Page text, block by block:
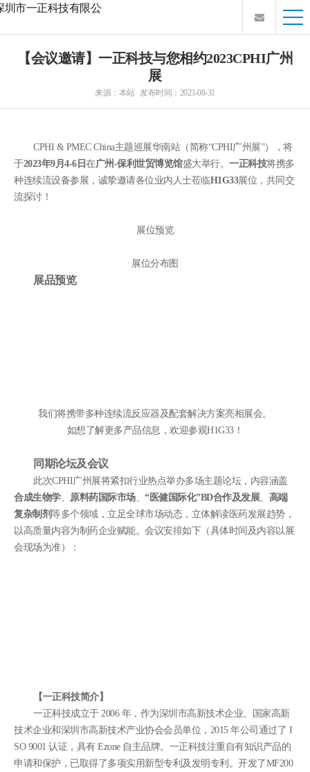
【会议邀请】一正科技与您相约2023CPHI广州
展
来源：本站 发布时间：2023-08-31
CPHI & PMEC China主题巡展华南站（简称“CPHI广州展”），将
于2023年9月4-6日在广州-保利世贸博览馆盛大举行。 一正科技将携多
种连续流设备参展，诚挚邀请各位业内人士莅临H1G33展位，共同交
流探讨！
展位预览
展位分布图
展品预览
我们将携带多种连续流反应器及配套解决方案亮相展会。
如想了解更多产品信息，欢迎参观H1G33！
同期论坛及会议
此次CPHI广州展将紧扣行业热点举办多场主题论坛，内容涵盖
合成生物学、 原料药国际市场、 “医健国际化”BD合作及发展、 高端
复杂制剂 等多个领域，立足全球市场动态，立体解读医药发展趋势，
以高质量内容为制药企业赋能。会议安排如下（具体时间及内容以展
会现场为准）：
【一正科技简介】
一正科技成立于 2006 年，作为深圳市高新技术企业、国家高新
技术企业和深圳市高新技术产业协会会员单位，2015 年公司通过了 I
SO 9001 认证，具有 Ezone 自主品牌。一正科技注重自有知识产品的
申请和保护，已取得了多项实用新型专利及发明专利。开发了MF200